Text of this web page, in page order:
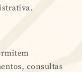
consultas